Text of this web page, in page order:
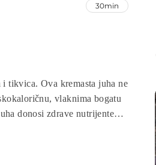
30min
tikvica. Ova kremasta juha ne
vlaknima bogatu
donosi zdrave nutrijente